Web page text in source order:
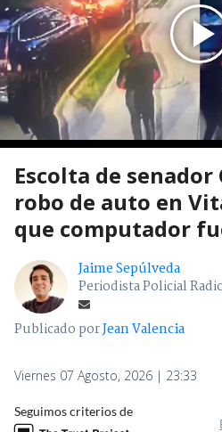
Escolta de
robo de auto en
que computador
Jaime Sepúlveda
Periodista Policial
Publicado porJean Valencia
Viernes 07 Agosto, 2026 | 23:33
Seguimos criterios de